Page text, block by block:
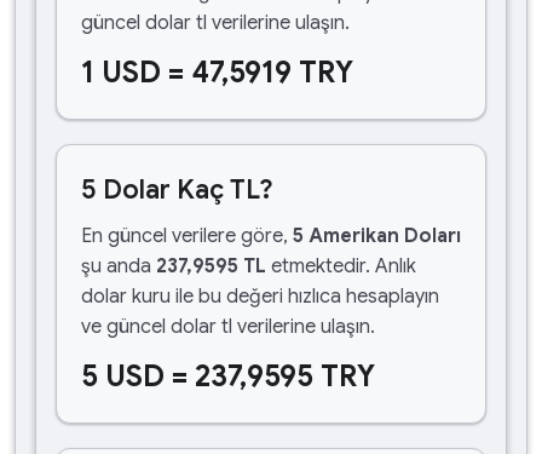
güncel dolar tl verilerine ulaşın.
1 USD = 47,5919 TRY
5 Dolar Kaç TL?
En güncel verilere göre, 5 Amerikan Doları
şu anda 237,9595 TL etmektedir. Anlık
dolar kuru ile bu değeri hızlıca hesaplayın
ve güncel dolar tl verilerine ulaşın.
5 USD = 237,9595 TRY